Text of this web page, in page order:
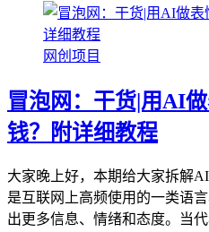
网创项目
冒泡网：干货|用AI
钱？附详细教程
大家晚上好，本期给大家拆解
是互联网上高频使用的一类语
出更多信息、情绪和态度。当